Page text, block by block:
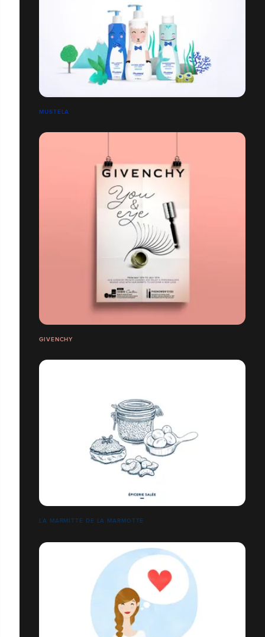
MUSTELA
GIVENCHY
LA MARMITTE DE LA MARMOTTE